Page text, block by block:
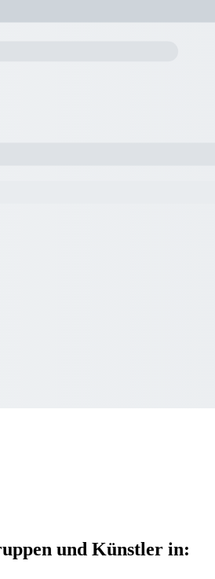
und Künstler in: